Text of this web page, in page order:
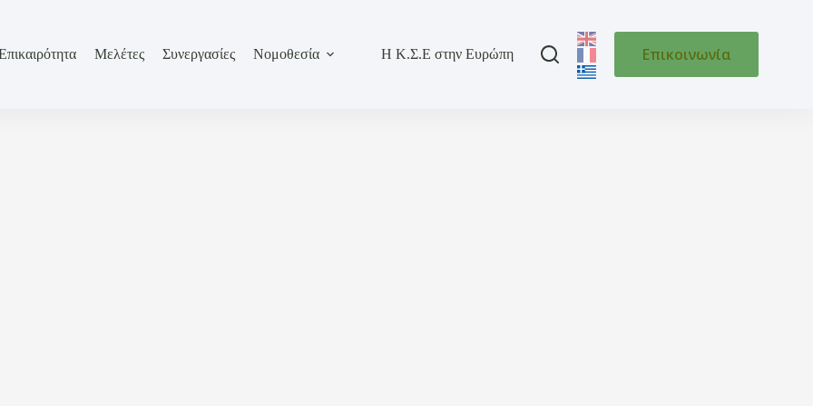
Μελέτες Συνεργασίες Νομοθεσία Η Κ.Σ.Ε στην Ευρώπη Επικοινωνία